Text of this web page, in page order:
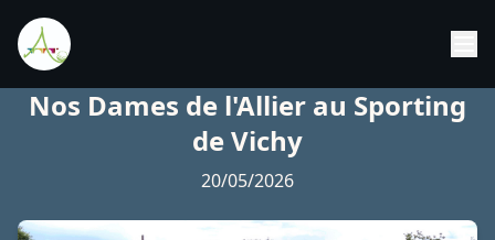
Nos Dames de l'Allier au Sporting
de Vichy
20/05/2026